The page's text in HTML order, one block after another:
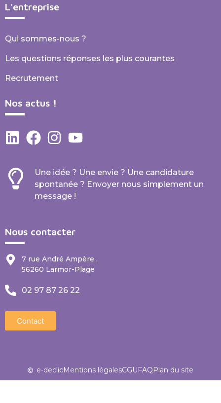
L'entreprise
Qui sommes-nous ?
Les questions réponses les plus courantes
Recrutement
Nos actus !
Une idée ? Une envie ? Une candidature
spontanée ? Envoyer nous simplement un
message !
Nous contacter
7 rue André Ampère ,
56260 Larmor-Plage
02 97 87 26 22
Contact
e-declicMentions légalesCGUFAQPlan du site